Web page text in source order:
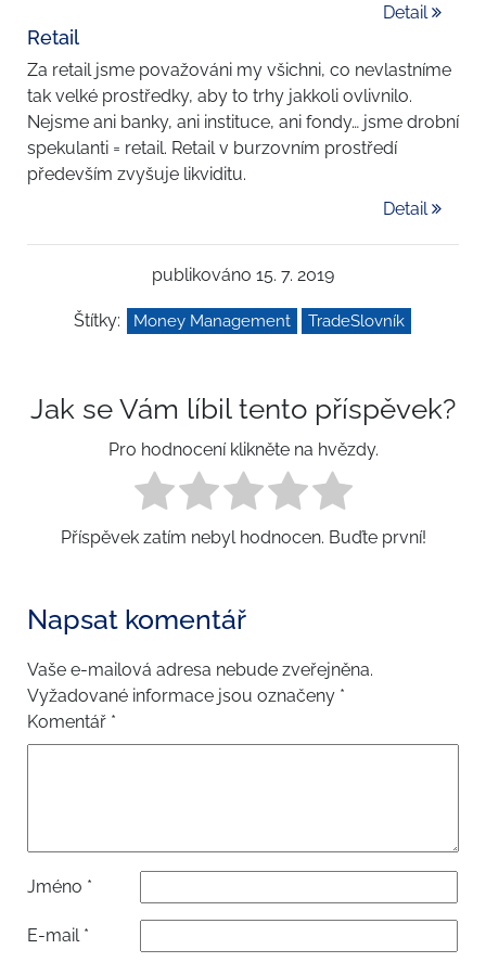
Detail
Retail
Za retail jsme považováni my všichni, co nevlastníme
tak velké prostředky, aby to trhy jakkoli ovlivnilo.
Nejsme ani banky, ani instituce, ani fondy… jsme drobní
spekulanti = retail. Retail v burzovním prostředí
především zvyšuje likviditu.
Detail
publikováno 15. 7. 2019
Štítky: Money Management TradeSlovník
Jak se Vám líbil tento příspěvek?
Pro hodnocení klikněte na hvězdy.
Příspěvek zatím nebyl hodnocen. Buďte první!
Napsat komentář
Vaše e-mailová adresa nebude zveřejněna.
Vyžadované informace jsou označeny *
Komentář *
Jméno *
E-mail *